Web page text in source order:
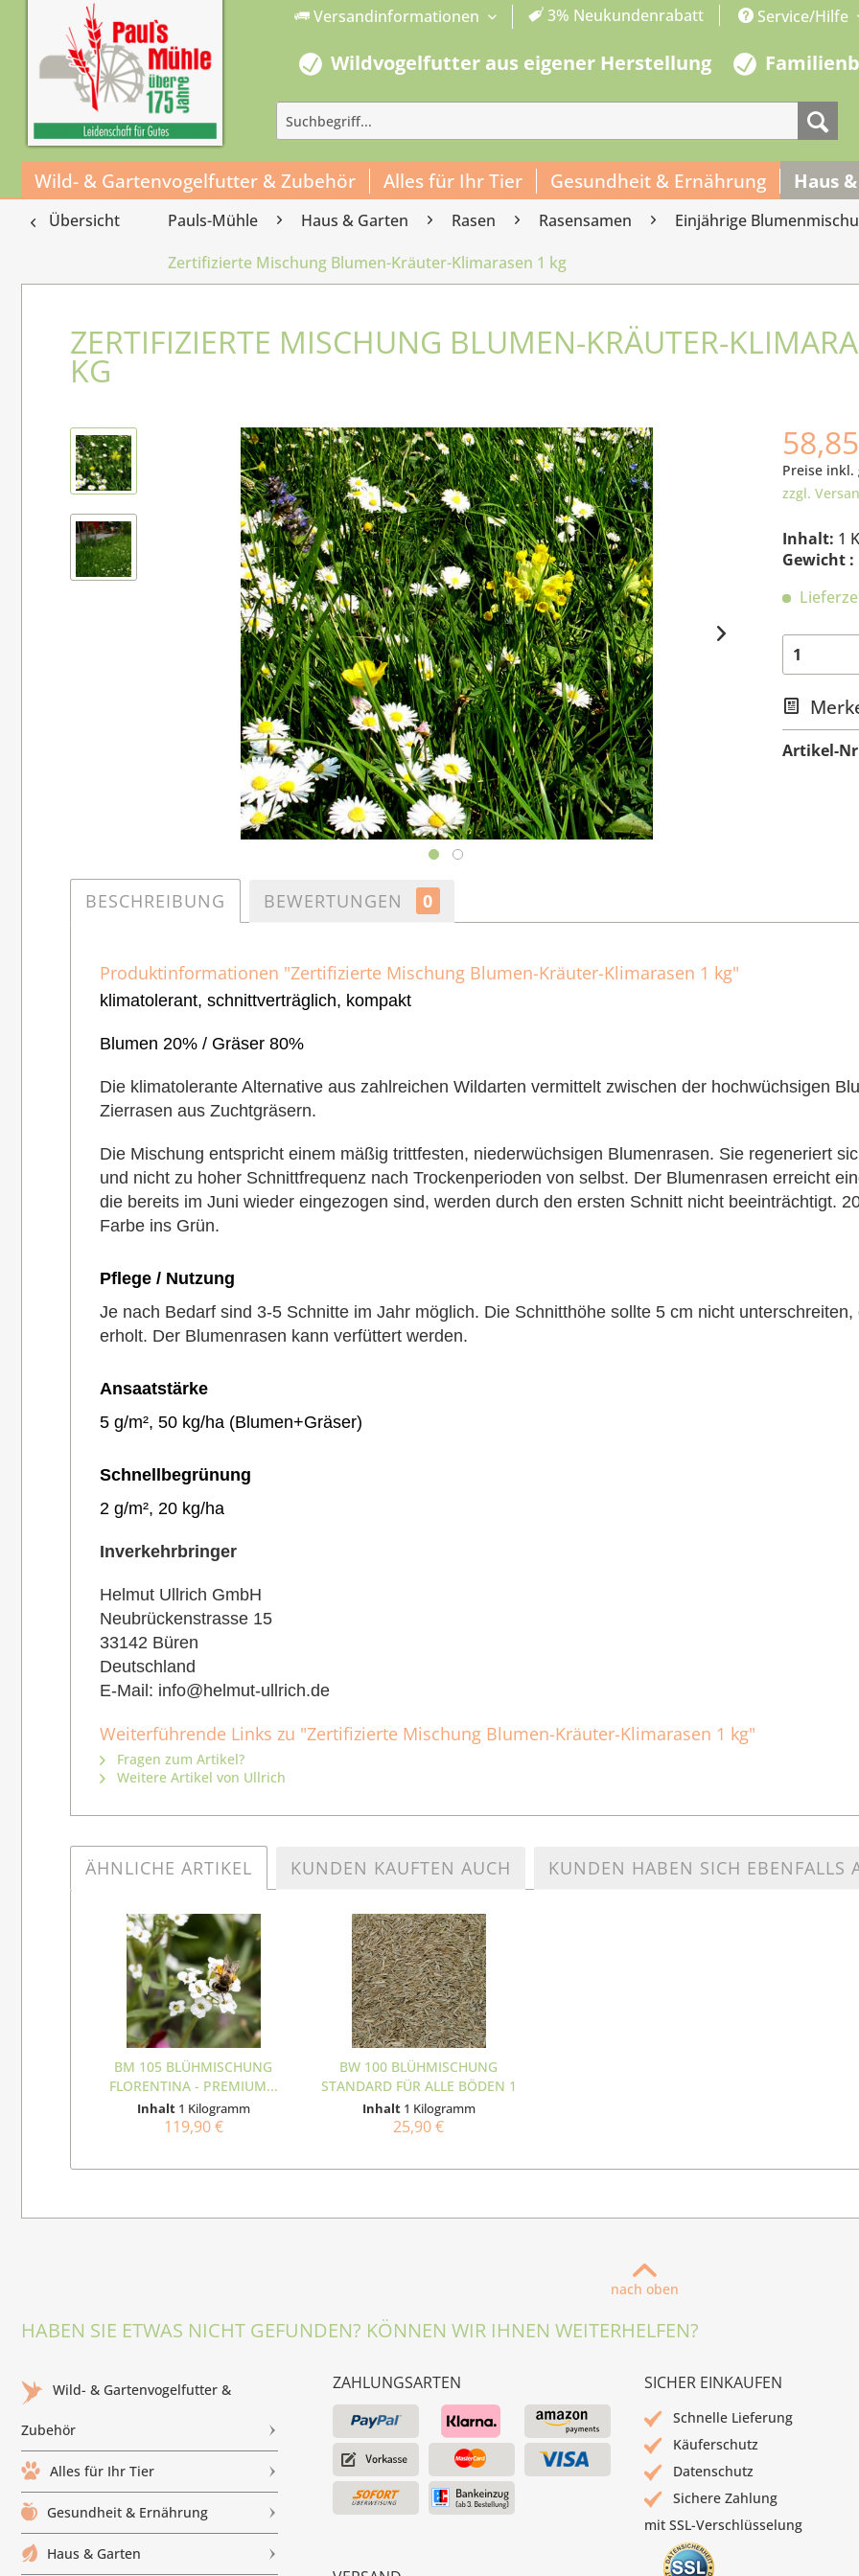
Versandinformationen 3% Neukundenrabatt Service/Hilfe
Wildvogelfutter aus eigener Herstellung
Wild- & Gartenvogelfutter & Zubehör Alles für Ihr Tier Gesundheit & Ernährung Haus
Übersicht Pauls-Mühle Haus & Garten Rasen Rasensamen
Einjährige
Zertifizierte Mischung Blumen-Kräuter-Klimarasen 1 kg
ZERTIFIZIERTE MISCHUNG BLUMEN-KRÄUTER-
KG
Preise inkl.
zzgl.
Inhalt: 1
Gewicht :
Artikel-
BESCHREIBUNG BEWERTUNGEN 0
Produktinformationen "Zertifizierte Mischung Blumen-Kräuter-Klimarasen 1 kg"
klimatolerant, schnittverträglich, kompakt
Blumen 20% / Gräser 80%
Die klimatolerante Alternative aus zahlreichen Wildarten vermittelt zwischen der hochwüchsigen
Zierrasen aus Zuchtgräsern.
Die Mischung entspricht einem mäßig trittfesten, niederwüchsigen Blumenrasen. Sie regeneriert
und nicht zu hoher Schnittfrequenz nach Trockenperioden von selbst. Der Blumenrasen erreicht
die bereits im Juni wieder eingezogen sind, werden durch den ersten Schnitt nicht beeinträchtigt.
Farbe ins Grün.
Pflege / Nutzung
Je nach Bedarf sind 3-5 Schnitte im Jahr möglich. Die Schnitthöhe sollte 5 cm nicht
erholt. Der Blumenrasen kann verfüttert werden.
Ansaatstärke
5 g/m², 50 kg/ha (Blumen+Gräser)
Schnellbegrünung
2 g/m², 20 kg/ha
Inverkehrbringer
Helmut Ullrich GmbH
Neubrückenstrasse 15
33142 Büren
Deutschland
E-Mail: info@helmut-ullrich.de
Weiterführende Links zu "Zertifizierte Mischung Blumen-Kräuter-Klimarasen 1 kg"
Fragen zum Artikel?
Weitere Artikel von Ullrich
ÄHNLICHE ARTIKEL KUNDEN KAUFTEN AUCH KUNDEN HABEN SICH EBENFALLS
BM 105 BLÜHMISCHUNG
FLORENTINA - PREMIUM...
Inhalt 1 Kilogramm
119,90 €
BW 100 BLÜHMISCHUNG
STANDARD FÜR ALLE BÖDEN 1
KG
Inhalt 1 Kilogramm
25,90 €
nach oben
HABEN SIE ETWAS NICHT GEFUNDEN? KÖNNEN WIR IHNEN WEITERHELFEN?
Wild- & Gartenvogelfutter &
Zubehör
Alles für Ihr Tier
Gesundheit & Ernährung
Haus & Garten
ZAHLUNGSARTEN SICHER EINKAUFEN
Schnelle Lieferung
Käuferschutz
Datenschutz
Sichere Zahlung
mit SSL-Verschlüsselung